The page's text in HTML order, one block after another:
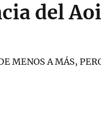
del
MENOS A MÁS,